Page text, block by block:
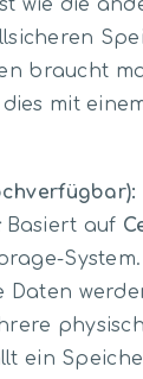
wie die
braucht
mit
Basiert auf
System.
Daten
ein